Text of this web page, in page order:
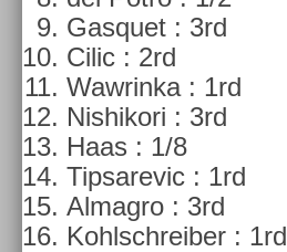
Gas­quet : 3rd
Cilic : 2rd
Waw­rinka : 1rd
Nis­hikori : 3rd
Haas : 1/8
Tip­sarevic : 1rd
Al­mag­ro : 3rd
Kohlschreib­er : 1rd